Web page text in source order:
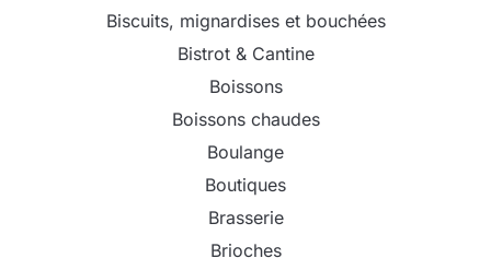
Biscuits, mignardises et bouchées
Bistrot & Cantine
Boissons
Boissons chaudes
Boulange
Boutiques
Brasserie
Brioches